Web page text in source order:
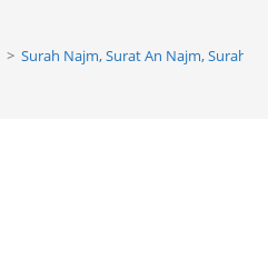
> Surah Najm, Surat An Najm, Surah